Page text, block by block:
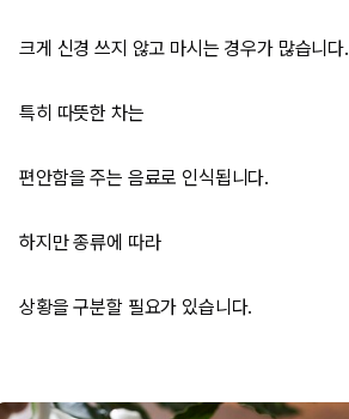
크게 신경 쓰지 않고 마시는 경우가 많습니다.
특히 따뜻한 차는
편안함을 주는 음료로 인식됩니다.
하지만 종류에 따라
상황을 구분할 필요가 있습니다.